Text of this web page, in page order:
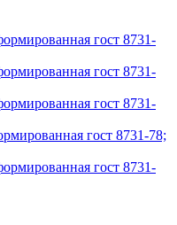
гост 8731-
гост 8731-
гост 8731-
гост 8731-78;
гост 8731-